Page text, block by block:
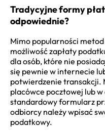
Tradycyjne formy
odpowiednie?
Mimo popularności
możliwość zapłaty
dla osób, które nie
się pewnie w internecie
potwierdzenie transakcji.
placówce pocztowej lub
standardowy formularz
odbiorcy należy wpisać
podatkowy.